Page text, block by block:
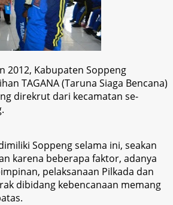
2012, Kabupaten Soppeng
TAGANA (Taruna Siaga Bencana)
direkrut dari kecamatan se-
Soppeng selama ini, seakan
karena beberapa faktor, adanya
pelaksanaan Pilkada dan
dibidang kebencanaan memang